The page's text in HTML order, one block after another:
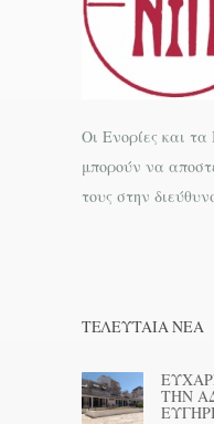
Οι Ενορίες και
μπορούν να
τους στην
ΤΕΛΕΥΤΑΊΑ ΝΕΑ
ΤΗΝ